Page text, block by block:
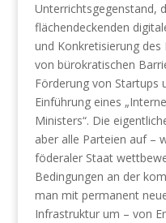
Unterrichtsgegenstand,
flächendeckenden
und Konkretisierung
von bürokratischen
Förderung von Startups
Einführung eines
Ministers“. Die
aber alle Parteien auf –
föderaler Staat
Bedingungen an der
man mit permanent
Infrastruktur um – von